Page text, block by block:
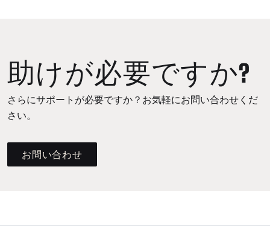
助けが必要ですか?
さらにサポートが必要ですか？お気軽にお問い合わせくだ
さい。
お問い合わせ